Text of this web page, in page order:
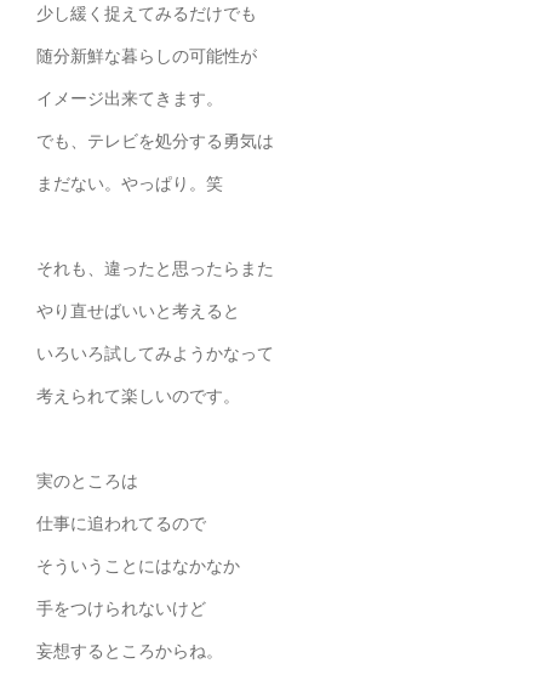
少し緩く捉えてみるだけでも
随分新鮮な暮らしの可能性が
イメージ出来てきます。
でも、テレビを処分する勇気は
まだない。やっぱり。笑
それも、違ったと思ったらまた
やり直せばいいと考えると
いろいろ試してみようかなって
考えられて楽しいのです。
実のところは
仕事に追われてるので
そういうことにはなかなか
手をつけられないけど
妄想するところからね。